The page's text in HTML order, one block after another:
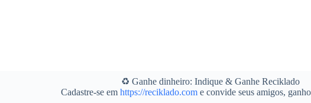
♻️ Ganhe dinheiro: Indique & Ganhe Reciklado
Cadastre-se em https://reciklado.come convide seus amigos,